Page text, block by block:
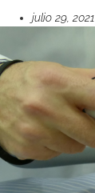
julio 29, 2021